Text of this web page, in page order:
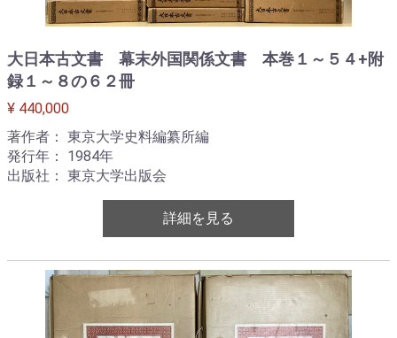
大日本古文書 幕末外国関係文書 本巻１～５４+附
録１～８の６２冊
¥ 440,000
著作者： 東京大学史料編纂所編
発行年： 1984年
出版社： 東京大学出版会
詳細を見る